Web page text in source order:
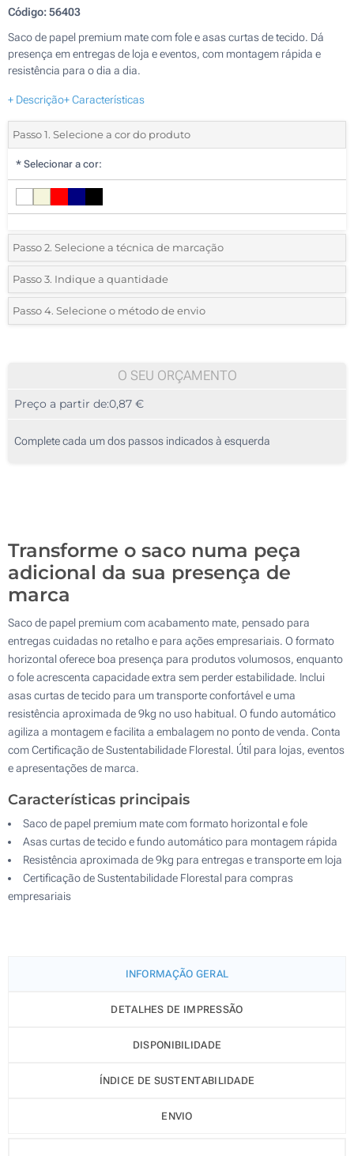
Código:56403
Saco de papel premium mate com fole e asas curtas de tecido. Dá
presença em entregas de loja e eventos, com montagem rápida e
resistência para o dia a dia.
+ Descrição+ Características
Passo 1. Selecione a cor do produto
* Selecionar a cor:
Passo 2. Selecione a técnica de marcação
*Selecione o tipo de marcação e as cores do logotipo:
1 Cor (Num lado)
Passo 3. Indique a quantidade
*Quantidade mínima:25
50
125
Passo 4. Selecione o método de envio
O SEU ORÇAMENTO
Preço a partir de:0,87 €
Complete cada um dos passos indicados à esquerda
Transforme o saco numa peça
adicional da sua presença de
marca
Saco de papel premium com acabamento mate, pensado para
entregas cuidadas no retalho e para ações empresariais. O formato
horizontal oferece boa presença para produtos volumosos, enquanto
o fole acrescenta capacidade extra sem perder estabilidade. Inclui
asas curtas de tecido para um transporte confortável e uma
resistência aproximada de 9kg no uso habitual. O fundo automático
agiliza a montagem e facilita a embalagem no ponto de venda. Conta
com Certificação de Sustentabilidade Florestal. Útil para lojas, eventos
e apresentações de marca.
Características principais
Saco de papel premium mate com formato horizontal e fole
Asas curtas de tecido e fundo automático para montagem rápida
Resistência aproximada de 9kg para entregas e transporte em loja
Certificação de Sustentabilidade Florestal para compras
empresariais
INFORMAÇÃO GERAL
DETALHES DE IMPRESSÃO
DISPONIBILIDADE
ÍNDICE DE SUSTENTABILIDADE
ENVIO